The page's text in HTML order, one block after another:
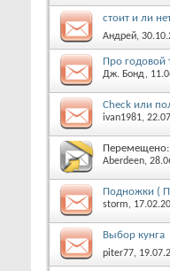
стоит и ли
Андрей,
Про годовой
Дж. Бонд,
Check или
ivan1981,
Перемещено:
Aberdeen,
Подножки (
storm,
Выбор кунга
piter77,